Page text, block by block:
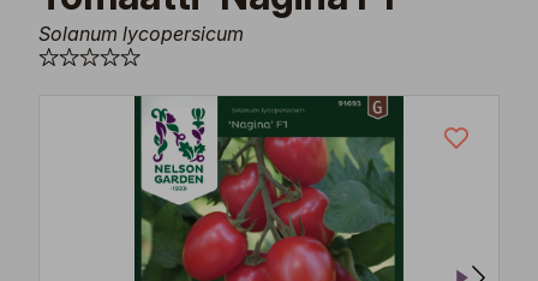
Solanum lycopersicum